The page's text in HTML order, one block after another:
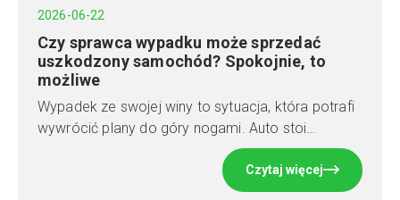
2026-06-22
Czy sprawca wypadku może sprzedać
uszkodzony samochód? Spokojnie, to
możliwe
Wypadek ze swojej winy to sytuacja, która potrafi
wywrócić plany do góry nogami. Auto stoi…
Czytaj więcej